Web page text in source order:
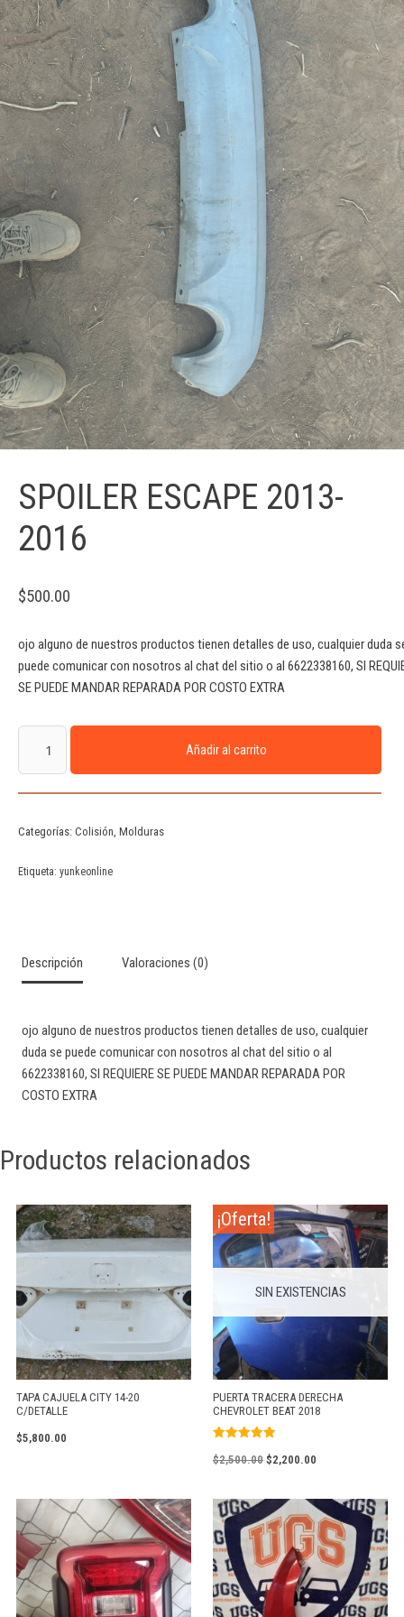
SPOILER ESCAPE 2013-
2016
$500.00
ojo alguno de nuestros productos tienen detalles de uso, cualquier duda
puede comunicar con nosotros al chat del sitio o al 6622338160, SI
SE PUEDE MANDAR REPARADA POR COSTO EXTRA
Añadir al carrito
Categorías: Colisión Molduras
Etiqueta: yunkeonline
Descripción Valoraciones (0)
ojo alguno de nuestros productos tienen detalles de uso, cualquier
duda se puede comunicar con nosotros al chat del sitio o al
6622338160, SI REQUIERE SE PUEDE MANDAR REPARADA POR
COSTO EXTRA
Productos relacionados
TAPA CAJUELA CITY 14-20
C/DETALLE
$5,800.00
¡Oferta!
SIN EXISTENCIAS
PUERTA TRACERA DERECHA
CHEVROLET BEAT 2018
con
$2,500.00 $2,200.00